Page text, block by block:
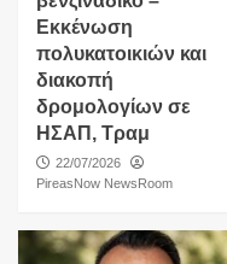
Εκκένωση
πολυκατοικιών και
διακοπή
δρομολογίων σε
ΗΣΑΠ, Τραμ
22/07/2026
PireasNow NewsRoom